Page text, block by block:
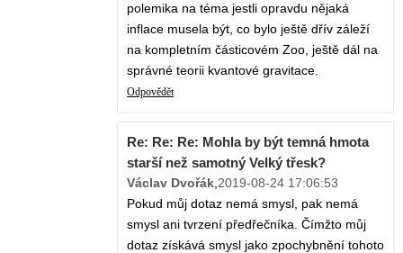
polemika na téma jestli opravdu nějaká
inflace musela být, co bylo ještě dřív záleží
na kompletním částicovém Zoo, ještě dál na
správné teorii kvantové gravitace.
Odpovědět
Re: Re: Re: Mohla by být temná hmota
starší než samotný Velký třesk?
Václav Dvořák 2019-08-24 17:06:53
Pokud můj dotaz nemá smysl, pak nemá
smysl ani tvrzení předřečníka. Čímžto můj
dotaz získává smysl jako zpochybnění tohoto